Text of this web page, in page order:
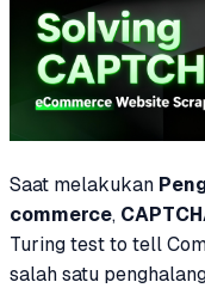
Saat melakukan
commerce,
Turing test to tell
salah satu